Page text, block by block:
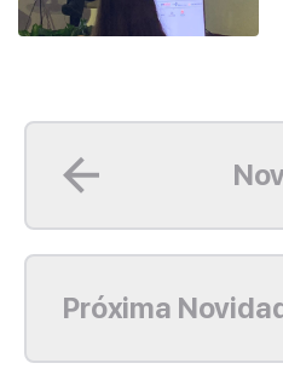
Próxima